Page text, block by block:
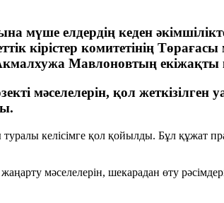
мүше елдердің кеден
кірістер комитетінің
Мавлоновтың екіжақты
мәселелерін, қол жеткізілген
келісімге қол қойылды. Бұл құжат
мәселелерін, шекарадан өту